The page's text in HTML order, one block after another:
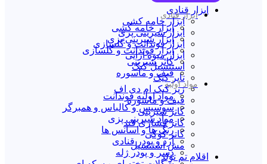
ابزار قنادی
ابزار خامه کشی
ابزار شیرینی پزی
ابزار فوندانت و گلسازی
ابزار میوه آرایی
استنسیل کیک
تاپر کیک
زیر کیک ام دی اف
قیف و ماسوره
کاتر شیرینی
کاتر فشاری قند
کاتر کوکی
مش استنسیل
اقلام تم تولد
ابزار قنادی
ابزار خامه کشی
ابزار شیرینی پزی
ابزار فوندانت و گلسازی
کاتر شیرینی
قیف و ماسوره
مواد اولیه
مواد اولیه فوندانت
سوسیس و کالباس و همبرگر
مواد شیرینی پزی
رنگ ها و اسانس ها
آرد و پودر قنادی
دسر و پودر ژله